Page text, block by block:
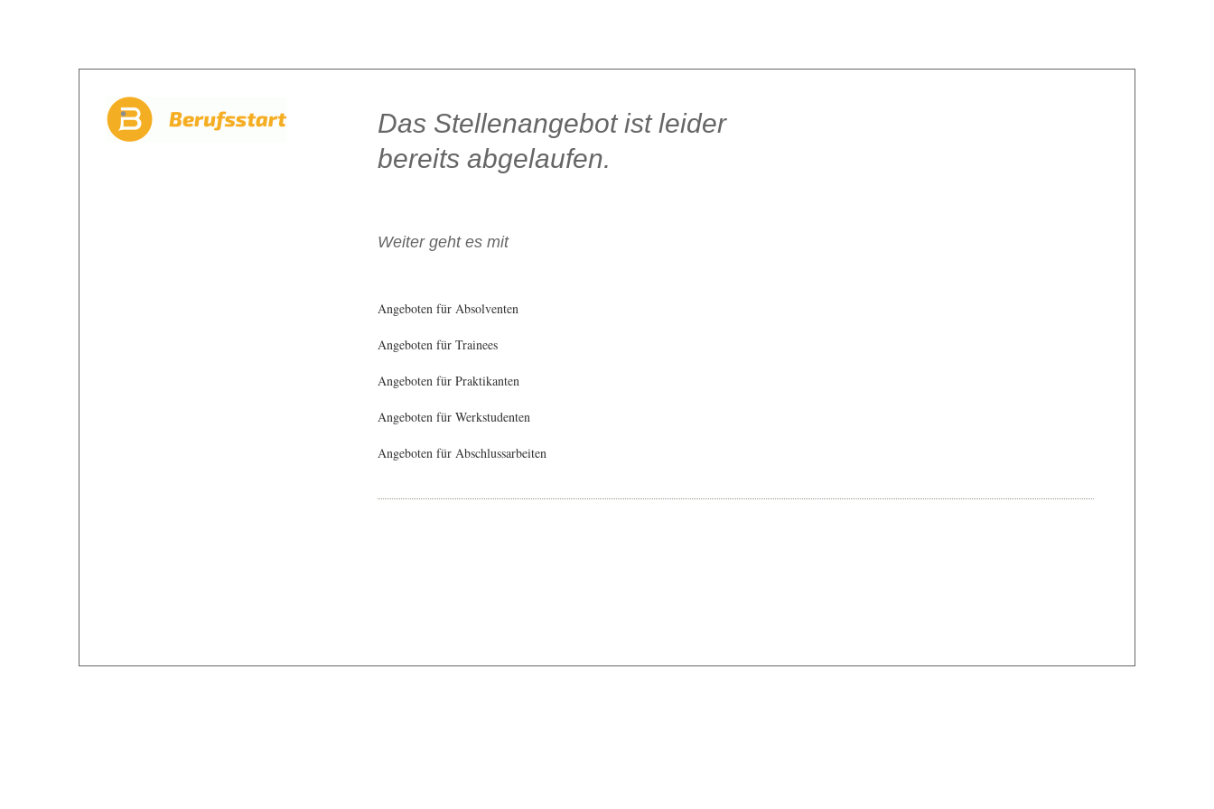
Das Stellenangebot ist leider
bereits abgelaufen.
Weiter geht es mit
Angeboten für Absolventen
Angeboten für Trainees
Angeboten für Praktikanten
Angeboten für Werkstudenten
Angeboten für Abschlussarbeiten